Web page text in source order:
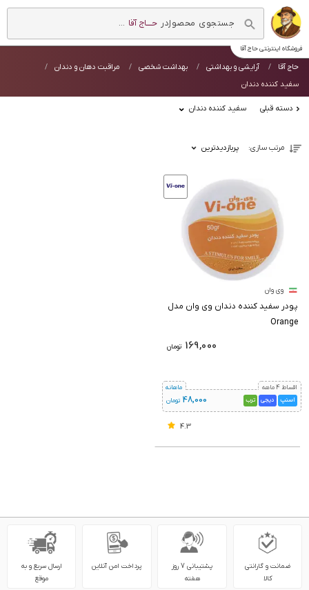
فروشگاه اینترنتیحاج آقا
در حــــاج آقا ...
حاج آقا آرایشی و بهداشتی بهداشت شخصی
مراقبت دهان و دندان
سفید کننده دندان
دسته قبلی سفید کننده دندان
مرتب سازی: پربازدیدترین
وی وان
پودر سفید کننده دندان وی وان مدل
Orange
تومان 169,000
اقساط 4 ماهه
اسنپ
دیجی ترب 48,000 تومان
ماهانه
4.3
ضمانت و گارانتی
کالا
پشتیبانی 7 روز
هفته
پرداخت امن آنلاین
ارسال سریع و به
موقع